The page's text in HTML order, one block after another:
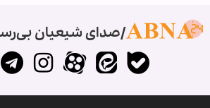
صدای شیعیان